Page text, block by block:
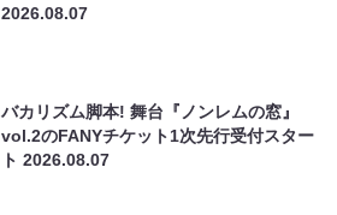
2026.08.07
バカリズム脚本! 舞台『ノンレムの窓』
vol.2のFANYチケット1次先行受付スター
ト2026.08.07